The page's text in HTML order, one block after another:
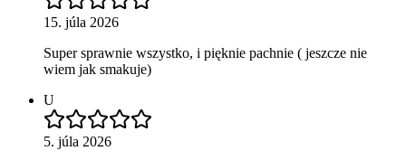
15. júla 2026
Super sprawnie wszystko, i pięknie pachnie ( jeszcze nie
wiem jak smakuje)
U
5. júla 2026